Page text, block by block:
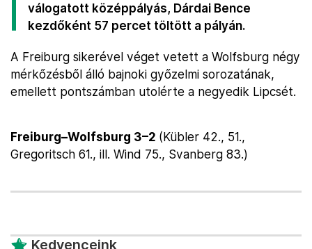
válogatott középpályás, Dárdai Bence
kezdőként 57 percet töltött a pályán.
A Freiburg sikerével véget vetett a Wolfsburg négy
mérkőzésből álló bajnoki győzelmi sorozatának,
emellett pontszámban utolérte a negyedik Lipcsét.
Freiburg–Wolfsburg 3–2 (Kübler 42., 51.,
Gregoritsch 61., ill. Wind 75., Svanberg 83.)
Kedvenceink